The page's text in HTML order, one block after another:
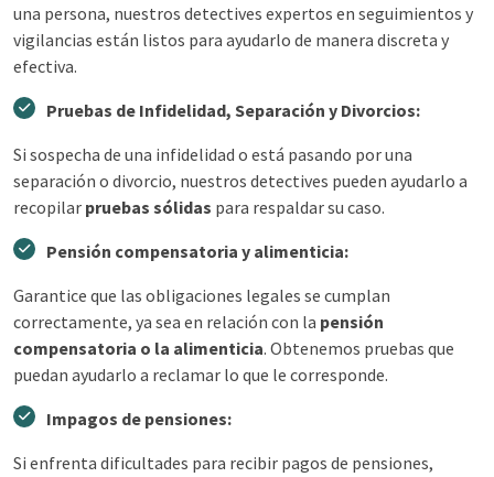
una persona, nuestros detectives expertos en seguimientos y
vigilancias están listos para ayudarlo de manera discreta y
efectiva.
Pruebas de Infidelidad, Separación y Divorcios:
Si sospecha de una infidelidad o está pasando por una
separación o divorcio, nuestros detectives pueden ayudarlo a
recopilar pruebas sólidas para respaldar su caso.
Pensión compensatoria y alimenticia:
Garantice que las obligaciones legales se cumplan
correctamente, ya sea en relación con la pensión
compensatoria o la alimenticia. Obtenemos pruebas que
puedan ayudarlo a reclamar lo que le corresponde.
Impagos de pensiones:
Si enfrenta dificultades para recibir pagos de pensiones,